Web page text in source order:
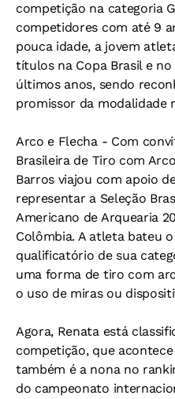
competição na categoria
competidores com até 9
pouca idade, a jovem
títulos na Copa Brasil e
últimos anos, sendo
promissor da modalidade
Arco e Flecha - Com
Brasileira de Tiro com
Barros viajou com apoio
representar a Seleção
Americano de Arquearia
Colômbia. A atleta bateu
qualificatório de sua
uma forma de tiro com
o uso de miras ou
Agora, Renata está
competição, que
também é a nona no
do campeonato